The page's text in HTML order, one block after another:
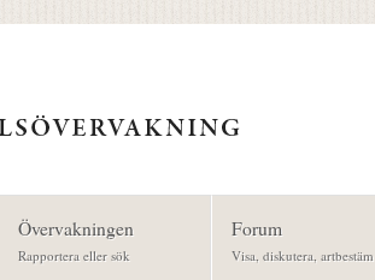
Övervakningen
Rapportera eller sök
Forum
Visa, diskutera, artbestäm